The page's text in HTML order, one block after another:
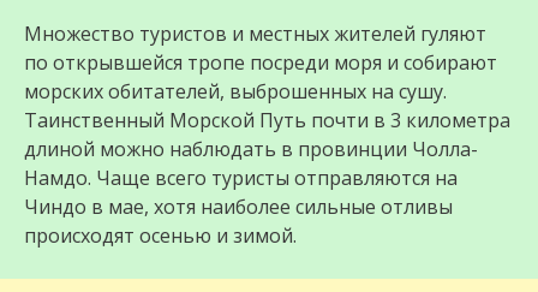
Множество туристов и местных жителей гуляют
по открывшейся тропе посреди моря и собирают
морских обитателей, выброшенных на сушу.
Таинственный Морской Путь почти в 3 километра
длиной можно наблюдать в провинции Чолла-
Намдо. Чаще всего туристы отправляются на
Чиндо в мае, хотя наиболее сильные отливы
происходят осенью и зимой.